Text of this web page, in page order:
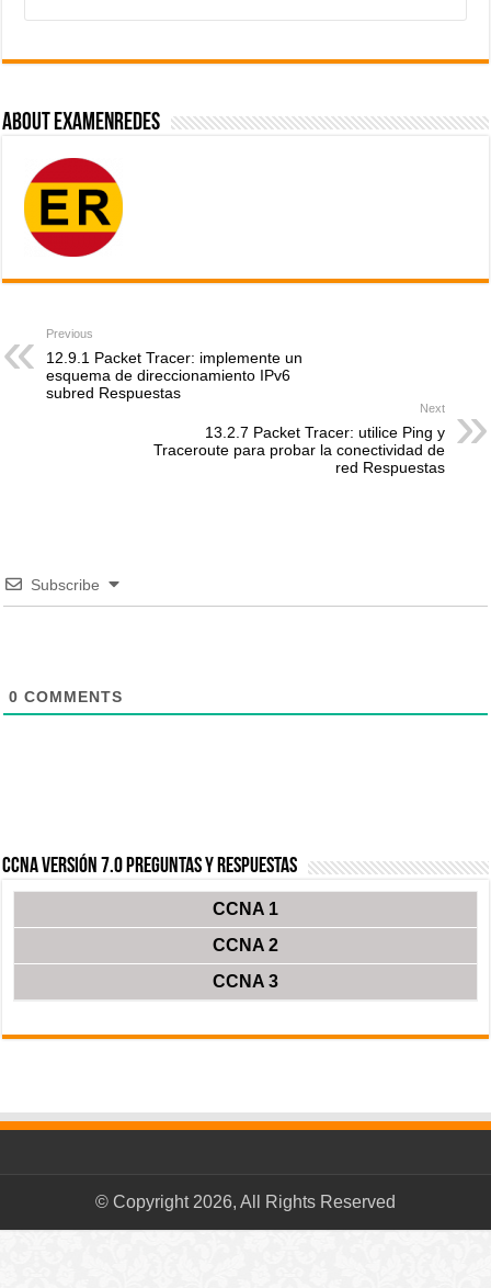
About ExamenRedes
Previous
12.9.1 Packet Tracer: implemente un
esquema de direccionamiento IPv6
subred Respuestas
Next
13.2.7 Packet Tracer: utilice Ping y
Traceroute para probar la conectividad de
red Respuestas
Subscribe
0 COMMENTS
CCNA Versión 7.0 Preguntas y Respuestas
CCNA 1
CCNA 2
CCNA 3
© Copyright 2026, All Rights Reserved